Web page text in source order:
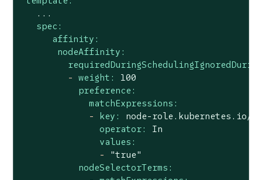
...
spec:
affinity:
nodeAffinity:
- weight:
100
preference:
matchExpressions:
-
key:
node-role.kubernetes.io/
operator:
In
values:
-
"true"
nodeSelectorTerms: